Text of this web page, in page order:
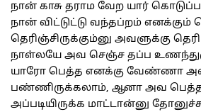
நான் காசு தராம வேற யார்
நான் விட்டுட்டு வந்தப்றம் எனக்கும்
தெரிஞ்சிருக்கும்னு அவளுக்கு
நாள்லயே அவ செஞ்ச தப்ப
யாரோ பெத்த எனக்கு வேண்ணா
பண்ணிருக்கலாம், ஆனா அவ பெத்த
அப்படியிருக்க மாட்டான்னு